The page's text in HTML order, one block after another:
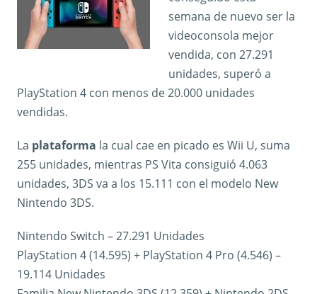
semana de nuevo ser la
videoconsola mejor
vendida, con 27.291
unidades, superó a
PlayStation 4 con menos de 20.000 unidades
vendidas.
La plataforma la cual cae en picado es Wii U, suma
255 unidades, mientras PS Vita consiguió 4.063
unidades, 3DS va a los 15.111 con el modelo New
Nintendo 3DS.
Nintendo Switch – 27.291 Unidades
PlayStation 4 (14.595) + PlayStation 4 Pro (4.546) –
19.114 Unidades